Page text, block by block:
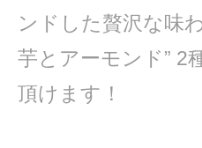
ンドした贅沢な味
芋とアーモンド” 2
頂けます！